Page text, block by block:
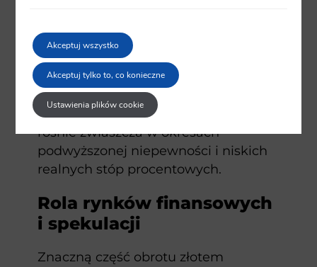
Istotny jest również popyt inwestorów
indywidualnych i instytucjonalnych
na monety, sztabki i produkty
finansowe oparte na złocie, który
rośnie zwłaszcza w okresach
podwyższonej niepewności i niskich
realnych stóp procentowych.
Rola rynków finansowych
i spekulacji
Znaczną część obrotu złotem
Akceptuj wszystko
Akceptuj tylko to, co konieczne
Ustawienia plików cookie